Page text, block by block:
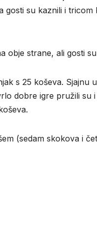
su kaznili i tricom
obje strane, ali gosti
s 25 koševa. Sjajnu
dobre igre pružili
(sedam skokova i